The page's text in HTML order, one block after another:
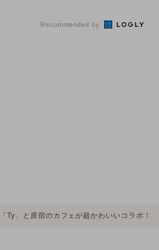
Recommended by
「Ty」と原宿のカフェが超かわいいコラボ